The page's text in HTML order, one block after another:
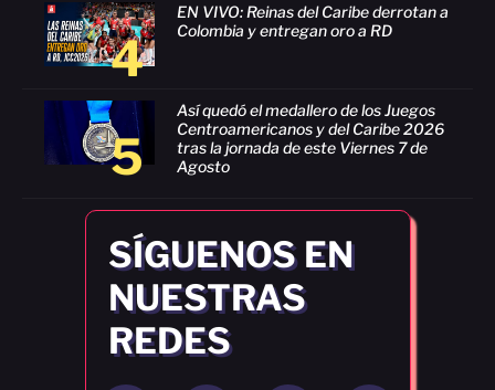
4
EN VIVO: Reinas del Caribe derrotan a
Colombia y entregan oro a RD
5
Así quedó el medallero de los Juegos
Centroamericanos y del Caribe 2026
tras la jornada de este Viernes 7 de
Agosto
SÍGUENOS EN
NUESTRAS
REDES